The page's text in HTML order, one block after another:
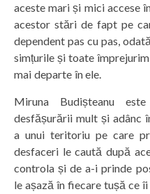
aceste mari și mici accese
acestor stări de fapt pe
dependent pas cu pas,
simțurile și toate
mai departe în ele.
Miruna Budișteanu
desfășurării mult și adânc
a unui teritoriu pe care
desfaceri le caută după
controla și de a-i prinde
le așază în fiecare tușă ce